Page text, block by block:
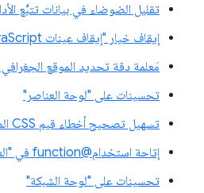
تقليل الضوضاء في بيانات تتبُّع
إيقاف خيار "إيقاف عينات JavaScript" نهائيًا
مَعلمة دقة تحديد الموقع
تحسينات على "لوحة العناصر"
تسهيل تصحيح أخطاء قيم CSS المعقّدة
إتاحة استخدام@function في "العناصر" > "الأنماط"
تحسينات على "لوحة الشبكة"